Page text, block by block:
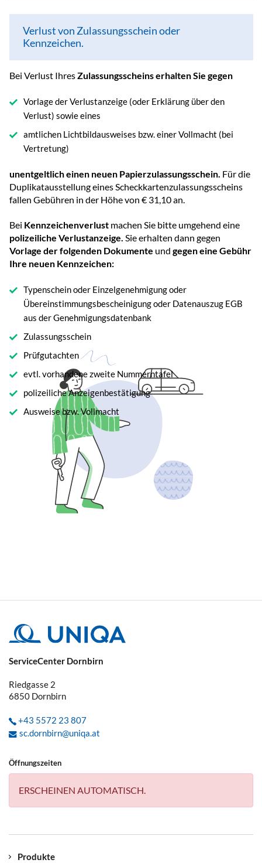
Verlust von Zulassungsschein oder
Kennzeichen.
Bei Verlust IhresZulassungsscheins erhalten Sie gegen
Vorlage der Verlustanzeige (oder Erklärung über den
Verlust) sowie eines
amtlichen Lichtbildausweises bzw. einer Vollmacht (bei
Vertretung)
unentgeltlich einen neuen Papierzulassungsschein. Für die
Duplikatausstellung eines Scheckkartenzulassungsscheins
fallen Gebühren in der Höhe von € 31,10 an.
Bei Kennzeichenverlust machen Sie bitte umgehend eine
polizeiliche Verlustanzeige. Sie erhalten dann gegen
Vorlage der folgenden Dokumente und gegen eine Gebühr
Ihre neuen Kennzeichen:
Typenschein oder Einzelgenehmigung oder
Übereinstimmungsbescheinigung oder Datenauszug EGB
aus der Genehmigungsdatenbank
Zulassungsschein
Prüfgutachten
evtl. vorhandene zweite Nummerntafel
polizeiliche Anzeigenbestätigung
Ausweise bzw. Vollmacht
ServiceCenter Dornbirn
Riedgasse 2
6850 Dornbirn
+43 5572 23 807
sc.dornbirn@uniqa.at
Öffnungszeiten
ERSCHEINEN AUTOMATISCH.
Produkte